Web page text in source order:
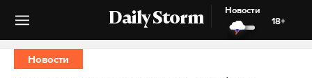
Daily Storm
Новости
18+
Новости